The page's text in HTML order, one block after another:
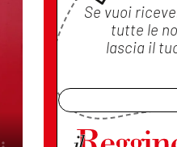
Se vuoi
tutte le
lascia il